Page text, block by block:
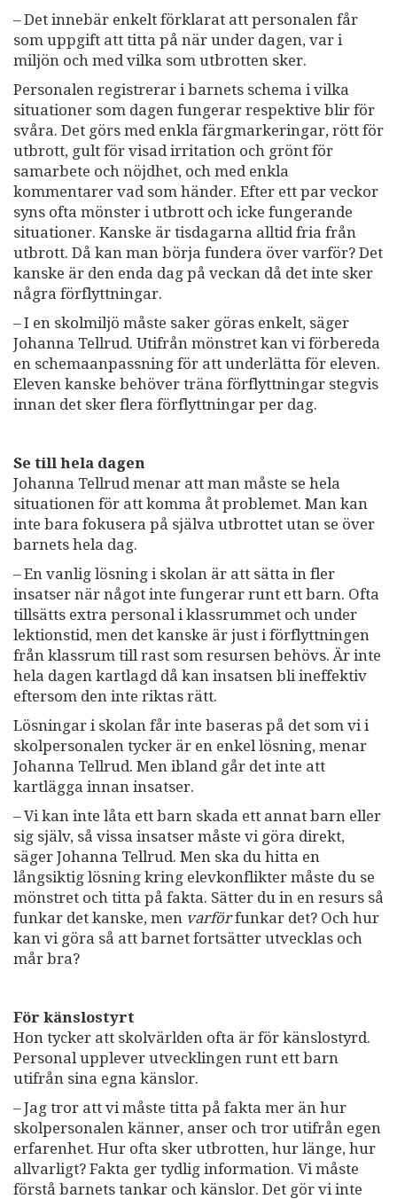
– Det innebär enkelt förklarat att personalen får
som uppgift att titta på när under dagen, var i
miljön och med vilka som utbrotten sker.
Personalen registrerar i barnets schema i vilka
situationer som dagen fungerar respektive blir för
svåra. Det görs med enkla färgmarkeringar, rött för
utbrott, gult för visad irritation och grönt för
samarbete och nöjdhet, och med enkla
kommentarer vad som händer. Efter ett par veckor
syns ofta mönster i utbrott och icke fungerande
situationer. Kanske är tisdagarna alltid fria från
utbrott. Då kan man börja fundera över varför? Det
kanske är den enda dag på veckan då det inte sker
några förflyttningar.
– I en skolmiljö måste saker göras enkelt, säger
Johanna Tellrud. Utifrån mönstret kan vi förbereda
en schemaanpassning för att underlätta för eleven.
Eleven kanske behöver träna förflyttningar stegvis
innan det sker flera förflyttningar per dag.
Se till hela dagen
Johanna Tellrud menar att man måste se hela
situationen för att komma åt problemet. Man kan
inte bara fokusera på själva utbrottet utan se över
barnets hela dag.
– En vanlig lösning i skolan är att sätta in fler
insatser när något inte fungerar runt ett barn. Ofta
tillsätts extra personal i klassrummet och under
lektionstid, men det kanske är just i förflyttningen
från klassrum till rast som resursen behövs. Är inte
hela dagen kartlagd då kan insatsen bli ineffektiv
eftersom den inte riktas rätt.
Lösningar i skolan får inte baseras på det som vi i
skolpersonalen tycker är en enkel lösning, menar
Johanna Tellrud. Men ibland går det inte att
kartlägga innan insatser.
– Vi kan inte låta ett barn skada ett annat barn eller
sig själv, så vissa insatser måste vi göra direkt,
säger Johanna Tellrud. Men ska du hitta en
långsiktig lösning kring elevkonflikter måste du se
mönstret och titta på fakta. Sätter du in en resurs så
funkar det kanske, men varförfunkar det? Och hur
kan vi göra så att barnet fortsätter utvecklas och
mår bra?
För känslostyrt
Hon tycker att skolvärlden ofta är för känslostyrd.
Personal upplever utvecklingen runt ett barn
utifrån sina egna känslor.
– Jag tror att vi måste titta på fakta mer än hur
skolpersonalen känner, anser och tror utifrån egen
erfarenhet. Hur ofta sker utbrotten, hur länge, hur
allvarligt? Fakta ger tydlig information. Vi måste
förstå barnets tankar och känslor. Det gör vi inte